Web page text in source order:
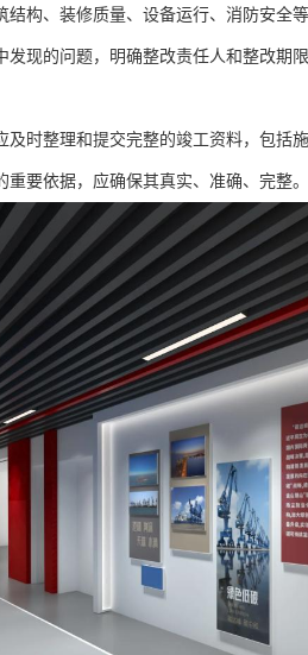
构、装修质量、设备运行、消防安全
发现的问题，明确整改责任人和整改期
及时整理和提交完整的竣工资料，包括
要依据，应确保其真实、准确、完整。